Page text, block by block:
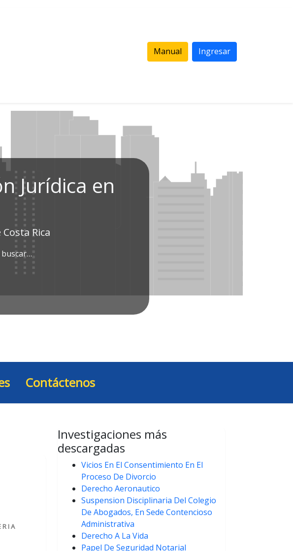
Manual Ingresar
Jurídica en
Rica
buscar…
Contáctenos
Investigaciones más
descargadas
Vicios En El Consentimiento En El
Proceso De Divorcio
Derecho Aeronautico
Suspension Disciplinaria Del Colegio
De Abogados, En Sede Contencioso
Administrativa
Derecho A La Vida
Papel De Seguridad Notarial